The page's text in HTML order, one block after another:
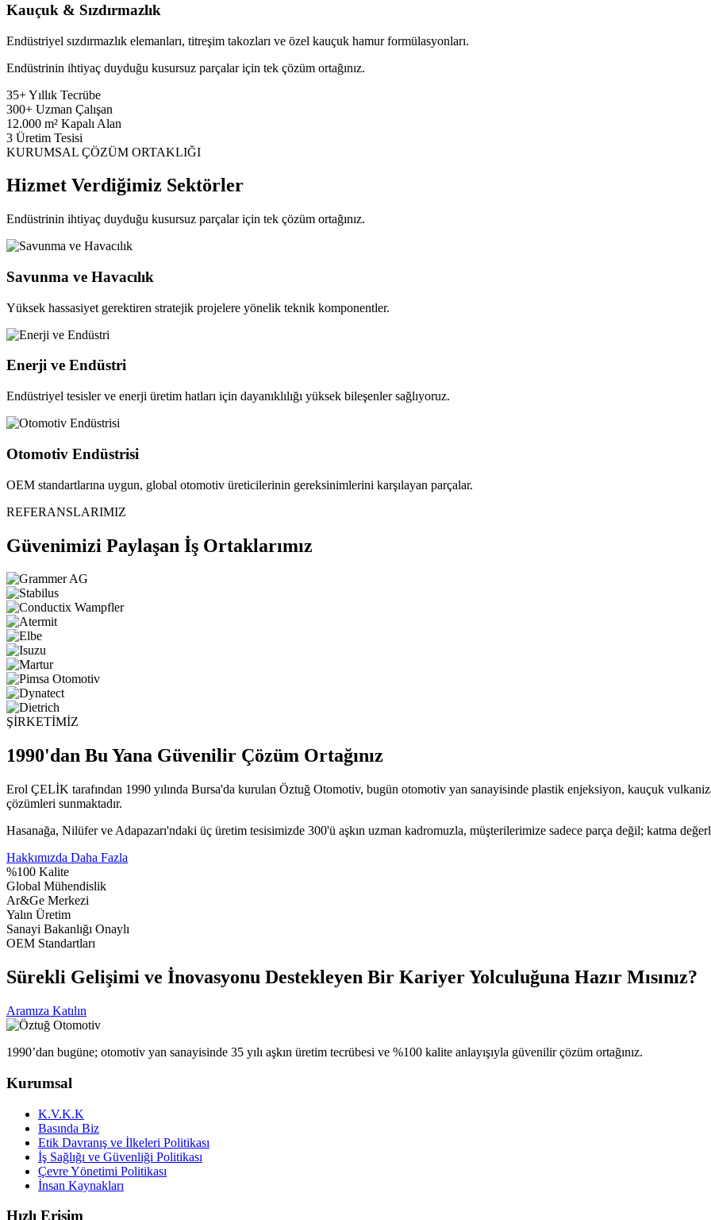
Kauçuk & Sızdırmazlık
Endüstriyel sızdırmazlık elemanları, titreşim takozları ve özel kauçuk hamur formülasyonları.
Endüstrinin ihtiyaç duyduğu kusursuz parçalar için tek çözüm ortağınız.
35+Yıllık Tecrübe
300+ Uzman Çalışan
12.000 m² Kapalı Alan
3 Üretim Tesisi
KURUMSAL ÇÖZÜM ORTAKLIĞI
Hizmet Verdiğimiz Sektörler
Endüstrinin ihtiyaç duyduğu kusursuz parçalar için tek çözüm ortağınız.
Savunma ve Havacılık
Yüksek hassasiyet gerektiren stratejik projelere yönelik teknik komponentler.
Enerji ve Endüstri
Endüstriyel tesisler ve enerji üretim hatları için dayanıklılığı yüksek bileşenler sağlıyoruz.
Otomotiv Endüstrisi
OEM standartlarına uygun, global otomotiv üreticilerinin gereksinimlerini karşılayan parçalar.
REFERANSLARIMIZ
Güvenimizi Paylaşan İş Ortaklarımız
ŞİRKETİMİZ
1990'dan Bu Yana Güvenilir Çözüm Ortağınız
Erol ÇELİK tarafından 1990 yılında Bursa'da kurulan Öztuğ Otomotiv, bugün otomotiv yan sanayisinde plastik enjeksiyon, kauçuk
çözümleri sunmaktadır.
Hasanağa, Nilüfer ve Adapazarı'ndaki üç üretim tesisimizde 300'ü aşkın uzman kadromuzla, müşterilerimize sadece parça değil; katma
Hakkımızda Daha Fazla
%100 Kalite
Global Mühendislik
Ar&Ge Merkezi
Yalın Üretim
Sanayi Bakanlığı Onaylı
OEM Standartları
Sürekli Gelişimi ve İnovasyonu Destekleyen Bir Kariyer Yolculuğuna Hazır Mısınız?
Aramıza Katılın
1990’dan bugüne; otomotiv yan sanayisinde 35 yılı aşkın üretim tecrübesi ve %100 kalite anlayışıyla güvenilir çözüm ortağınız.
Kurumsal
K.V.K.K
Basında Biz
Etik Davranış ve İlkeleri Politikası
İş Sağlığı ve Güvenliği Politikası
Çevre Yönetimi Politikası
İnsan Kaynakları
Hızlı Erişim